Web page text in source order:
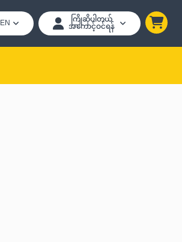
EN ကြိုဆိုပါတယ်
အကောင့်ဝင်ရန်